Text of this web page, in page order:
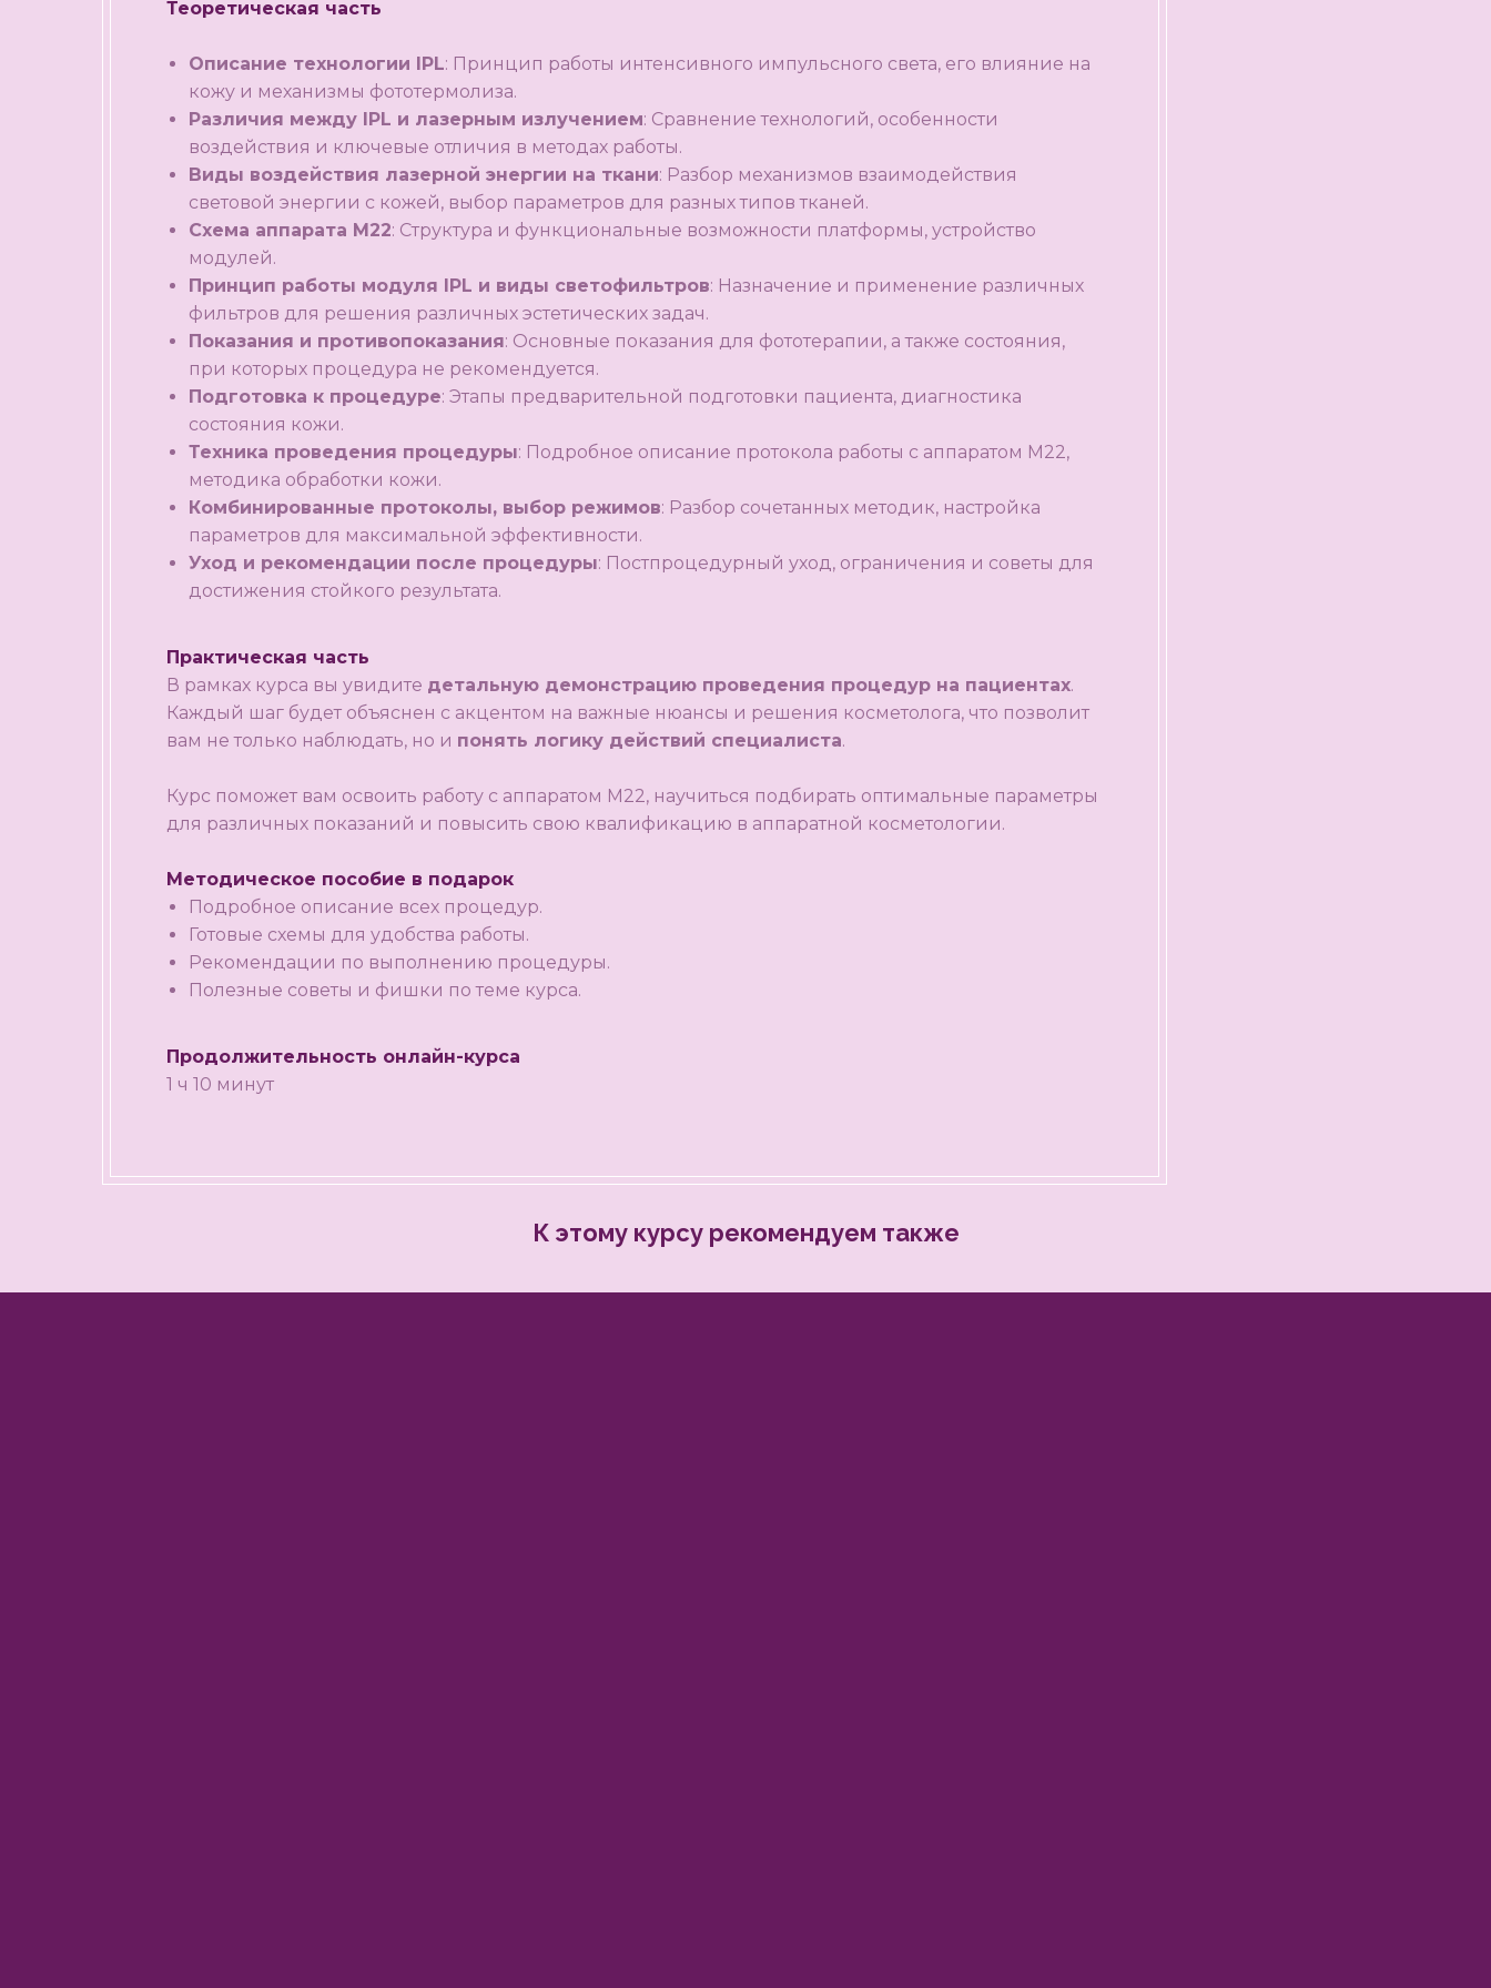
Теоретическая часть
Описание технологии IPL: Принцип работы интенсивного импульсного света, его влияние на
кожу и механизмы фототермолиза.
Различия между IPL и лазерным излучением: Сравнение технологий, особенности
воздействия и ключевые отличия в методах работы.
Виды воздействия лазерной энергии на ткани: Разбор механизмов взаимодействия
световой энергии с кожей, выбор параметров для разных типов тканей.
Схема аппарата M22: Структура и функциональные возможности платформы, устройство
модулей.
Принцип работы модуля IPL и виды светофильтров: Назначение и применение различных
фильтров для решения различных эстетических задач.
Показания и противопоказания: Основные показания для фототерапии, а также состояния,
при которых процедура не рекомендуется.
Подготовка к процедуре: Этапы предварительной подготовки пациента, диагностика
состояния кожи.
Техника проведения процедуры: Подробное описание протокола работы с аппаратом M22,
методика обработки кожи.
Комбинированные протоколы, выбор режимов: Разбор сочетанных методик, настройка
параметров для максимальной эффективности.
Уход и рекомендации после процедуры: Постпроцедурный уход, ограничения и советы для
достижения стойкого результата.
Практическая часть
В рамках курса вы увидите детальную демонстрацию проведения процедур на пациентах.
Каждый шаг будет объяснен с акцентом на важные нюансы и решения косметолога, что позволит
вам не только наблюдать, но и понять логику действий специалиста.
Курс поможет вам освоить работу с аппаратом M22, научиться подбирать оптимальные параметры
для различных показаний и повысить свою квалификацию в аппаратной косметологии.
Методическое пособие в подарок
Подробное описание всех процедур.
Готовые схемы для удобства работы.
Рекомендации по выполнению процедуры.
Полезные советы и фишки по теме курса.
Продолжительность онлайн-курса
1 ч 10 минут
К этому курсу рекомендуем также